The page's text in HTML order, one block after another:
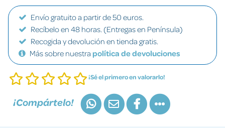
Envío gratuito a partir de 50 euros.
Recíbelo en 48 horas. (Entregas en Península)
Recogida y devolución en tienda gratis.
Más sobre nuestra política de devoluciones
¡Sé el primero en valorarlo!
¡Compártelo!